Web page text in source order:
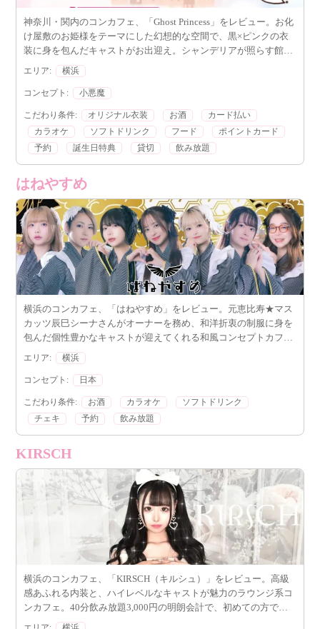
神奈川・関内のコンカフェ、「Ghost Princess」をレビュー。お化
け屋敷のお姫様をテーマにした幻想的な空間で、黒×ピンクの衣
装に身を包んだキャストがお出迎え。シャンデリアが照らす館内
ではカラオケやダーツも楽しめ、非日常の演出が魅力
エリア: 横浜
コンセプト: 小悪魔
こだわり条件: オリジナル衣装 お酒
カード払い
カラオケ
ソフトドリンク フード
ポイントカード
予約
誕生日特典 貸切 飲み放題
はねやすめ
横浜のコンカフェ、「はねやすめ」をレビュー。元恵比寿★マス
カッツ辰巳シーナさんがオーナーを務め、和洋折衷の制服に身を
包んだ個性豊かなキャストが迎えてくれる和風コンセプトカフ
ェ。シンプルな空間で落ち着いた時間を過ごしたい方にぴった
り。料金やシステムも明朗で、横浜関内で癒しを求める方におす
すめの一軒です。
エリア: 横浜
コンセプト: 日本
こだわり条件: お酒 カラオケ
ソフトドリンク
チェキ
予約 飲み放題
KIRSCH
横浜のコンカフェ、「KIRSCH（キルシュ）」をレビュー。高級
感あふれる内装と、ハイレベルなキャストが魅力のラウンジ系コ
ンカフェ。40分飲み放題3,000円の明朗会計で、初めての方でも
安心して楽しめます。広々としたフロアや愛嬌あふれるキャス